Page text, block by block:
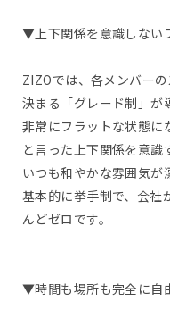
▼上下関係を意識しない
ZIZOでは、各メンバー
決まる「グレード制」が
非常にフラットな状態に
と言った上下関係を意
いつも和やかな雰囲気が
基本的に挙手制で、会社
んどゼロです。
▼時間も場所も完全に自